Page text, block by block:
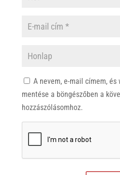
A nevem, e-mail címem, és
mentése a böngészőben a
hozzászólásomhoz.